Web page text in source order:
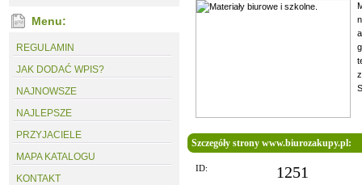
Menu:
REGULAMIN
JAK DODAĆ WPIS?
NAJNOWSZE
NAJLEPSZE
PRZYJACIELE
MAPA KATALOGU
KONTAKT
Szczegóły strony www.biurozakupy.pl:
ID: 1251